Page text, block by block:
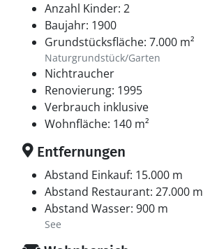
Anzahl Kinder: 2
Baujahr: 1900
Grundstücksfläche: 7.000 m²
Naturgrundstück/Garten
Nichtraucher
Renovierung: 1995
Verbrauch inklusive
Wohnfläche: 140 m²
Entfernungen
Abstand Einkauf: 15.000 m
Abstand Restaurant: 27.000 m
Abstand Wasser: 900 m
See